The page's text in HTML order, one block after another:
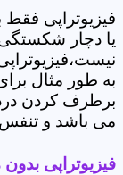
فیزیوتراپی فقط
یا دچار
به طور مثال
برطرف کردن
می باشد و تنفس
فیزیوتراپی